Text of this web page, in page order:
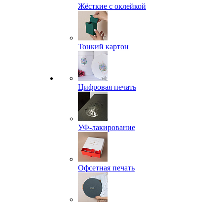
Жёсткие с оклейкой
Тонкий картон
Цифровая печать
УФ-лакирование
Офсетная печать